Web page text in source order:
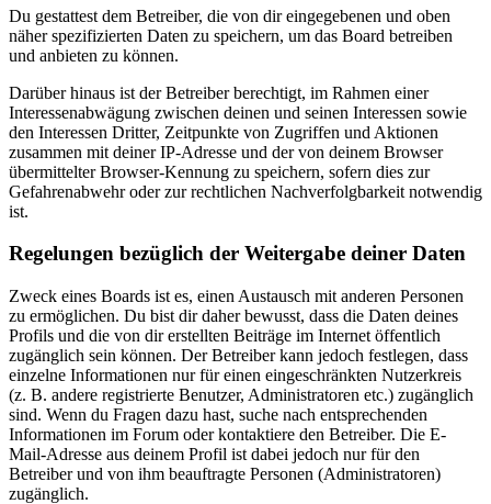
Du gestattest dem Betreiber, die von dir eingegebenen und oben
näher spezifizierten Daten zu speichern, um das Board betreiben
und anbieten zu können.
Darüber hinaus ist der Betreiber berechtigt, im Rahmen einer
Interessenabwägung zwischen deinen und seinen Interessen sowie
den Interessen Dritter, Zeitpunkte von Zugriffen und Aktionen
zusammen mit deiner IP-Adresse und der von deinem Browser
übermittelter Browser-Kennung zu speichern, sofern dies zur
Gefahrenabwehr oder zur rechtlichen Nachverfolgbarkeit notwendig
ist.
Regelungen bezüglich der Weitergabe deiner Daten
Zweck eines Boards ist es, einen Austausch mit anderen Personen
zu ermöglichen. Du bist dir daher bewusst, dass die Daten deines
Profils und die von dir erstellten Beiträge im Internet öffentlich
zugänglich sein können. Der Betreiber kann jedoch festlegen, dass
einzelne Informationen nur für einen eingeschränkten Nutzerkreis
(z. B. andere registrierte Benutzer, Administratoren etc.) zugänglich
sind. Wenn du Fragen dazu hast, suche nach entsprechenden
Informationen im Forum oder kontaktiere den Betreiber. Die E-
Mail-Adresse aus deinem Profil ist dabei jedoch nur für den
Betreiber und von ihm beauftragte Personen (Administratoren)
zugänglich.